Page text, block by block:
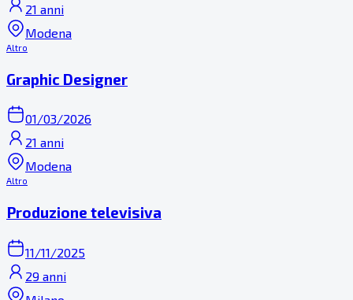
21 anni
Modena
Altro
Graphic Designer
01/03/2026
21 anni
Modena
Altro
Produzione televisiva
11/11/2025
29 anni